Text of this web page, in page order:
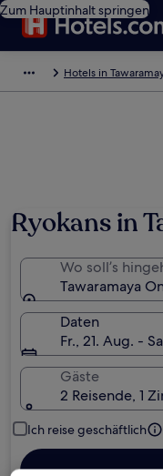
Zum Hauptinhalt springen
Hotels in
Ryokans in
Wo soll’s
Tawaramaya
Daten
Fr., 21. Aug. -
Gäste
2 Reisende, 1
Ich reise geschäftlich